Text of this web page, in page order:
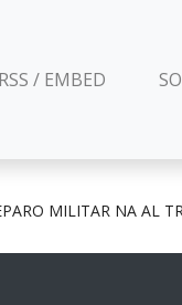
RSS / EMBED
MILITAR NA AL